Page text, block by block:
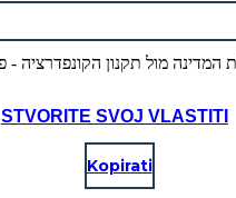
STVORITE SVOJ VLASTITI
Kopirati